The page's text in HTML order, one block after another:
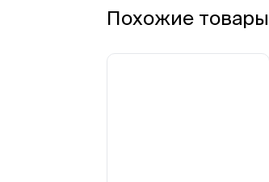
Похожие товары